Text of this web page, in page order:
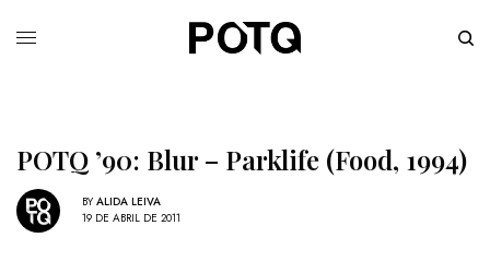
POTQ ’90: Blur – Parklife (Food, 1994)
BY ALIDA LEIVA
19 DE ABRIL DE 2011